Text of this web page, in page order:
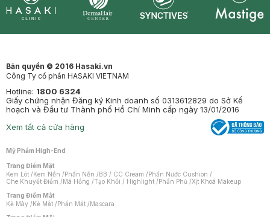
Bản quyền © 2016 Hasaki.vn
Công Ty cổ phần HASAKI VIETNAM
Hotline: 1800 6324
Giấy chứng nhận Đăng ký Kinh doanh số 0313612829 do Sở Kế
hoạch và Đầu tư Thành phố Hồ Chí Minh cấp ngày 13/01/2016
Xem tất cả cửa hàng
Mỹ Phẩm High-End
Trang Điểm Mặt
Kem Lót /Kem Nền /Phấn Nền /BB / CC Cream /Phấn Nước Cushion /
Che Khuyết Điểm /Má Hồng /Tạo Khối / Highlight /Phấn Phủ /Xịt Khoá Makeup
Trang Điểm Mắt
Kẻ Mày /Kẻ Mắt /Phấn Mắt /Mascara